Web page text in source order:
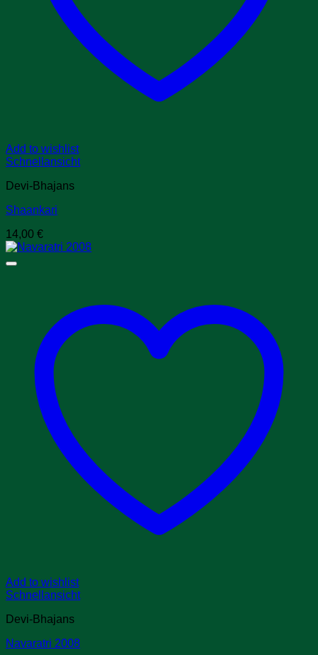
Add to wishlist
Schnellansicht
Devi-Bhajans
Shaankari
14,00 €
Add to wishlist
Schnellansicht
Devi-Bhajans
Navaratri 2008